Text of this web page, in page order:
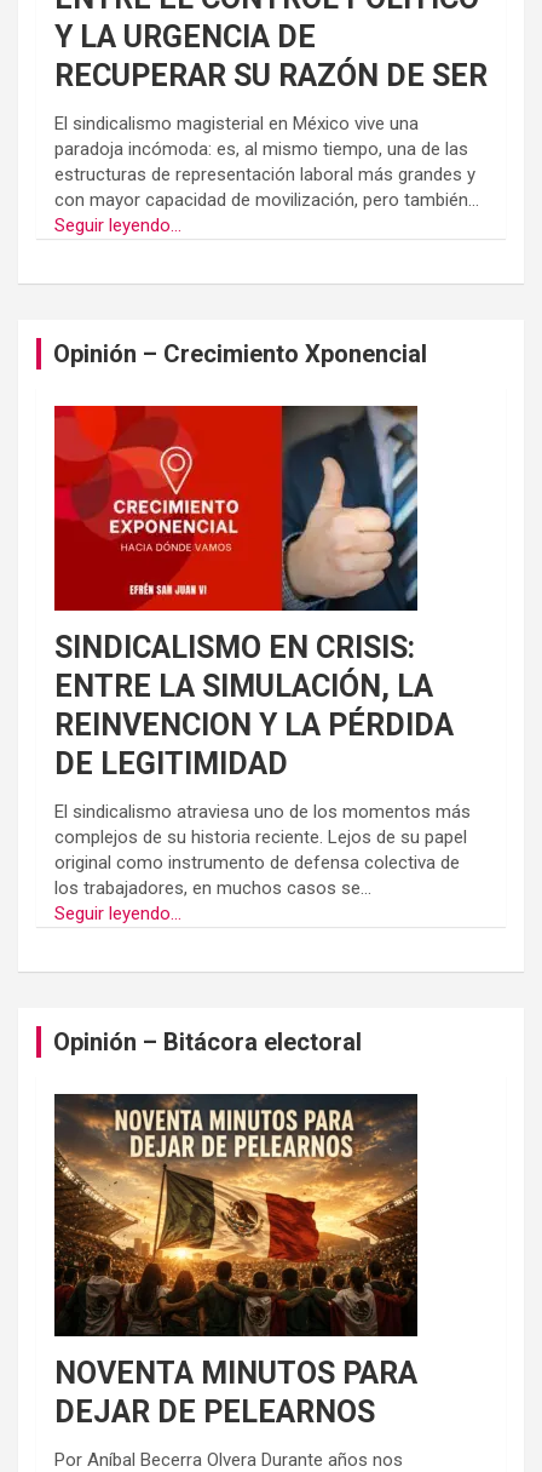
Y LA URGENCIA DE
RECUPERAR SU RAZÓN DE SER
El sindicalismo magisterial en México vive una
paradoja incómoda: es, al mismo tiempo, una de las
estructuras de representación laboral más grandes y
con mayor capacidad de movilización, pero también...
Seguir leyendo...
Opinión – Crecimiento Xponencial
SINDICALISMO EN CRISIS:
ENTRE LA SIMULACIÓN, LA
REINVENCION Y LA PÉRDIDA
DE LEGITIMIDAD
El sindicalismo atraviesa uno de los momentos más
complejos de su historia reciente. Lejos de su papel
original como instrumento de defensa colectiva de
los trabajadores, en muchos casos se...
Seguir leyendo...
Opinión – Bitácora electoral
NOVENTA MINUTOS PARA
DEJAR DE PELEARNOS
Por Aníbal Becerra Olvera Durante años nos